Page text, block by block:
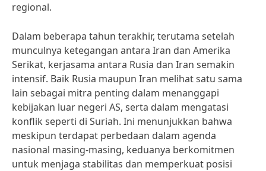
regional.
Dalam beberapa tahun terakhir, terutama setelah
munculnya ketegangan antara Iran dan Amerika
Serikat, kerjasama antara Rusia dan Iran semakin
intensif. Baik Rusia maupun Iran melihat satu sama
lain sebagai mitra penting dalam menanggapi
kebijakan luar negeri AS, serta dalam mengatasi
konflik seperti di Suriah. Ini menunjukkan bahwa
meskipun terdapat perbedaan dalam agenda
nasional masing-masing, keduanya berkomitmen
untuk menjaga stabilitas dan memperkuat posisi